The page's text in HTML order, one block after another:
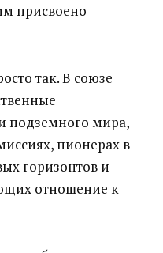
присвоено
так. В союзе
подземного мира,
пионерах в
горизонтов и
отношение к